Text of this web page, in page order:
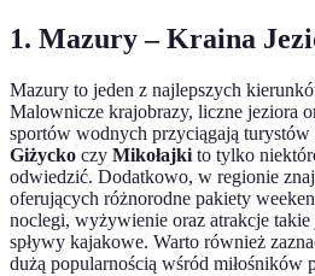
1. Mazury – Kraina
Mazury to jeden z najlepszych
Malownicze krajobrazy, liczne jeziora
sportów wodnych przyciągają turystów
Giżycko czy Mikołajki to tylko
odwiedzić. Dodatkowo, w regionie
oferujących różnorodne pakiety
noclegi, wyżywienie oraz atrakcje
spływy kajakowe. Warto również
dużą popularnością wśród miłośników